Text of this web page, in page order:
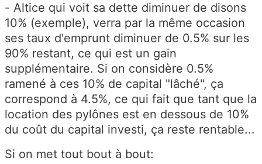
- Altice qui voit sa dette diminuer de disons
10% (exemple), verra par la même occasion
ses taux d'emprunt diminuer de 0.5% sur les
90% restant, ce qui est un gain
supplémentaire. Si on considère 0.5%
ramené à ces 10% de capital "lâché", ça
correspond à 4.5%, ce qui fait que tant que la
location des pylônes est en dessous de 10%
du coût du capital investi, ça reste rentable...
Si on met tout bout à bout: